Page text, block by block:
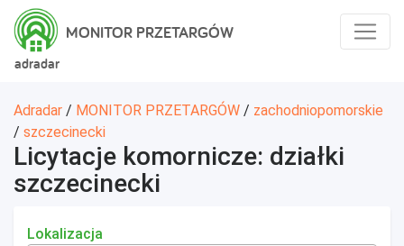
adradar
MONITOR PRZETARGÓW
Adradar / MONITOR PRZETARGÓW / zachodniopomorskie
/ szczecinecki
Licytacje komornicze: działki
szczecinecki
Lokalizacja